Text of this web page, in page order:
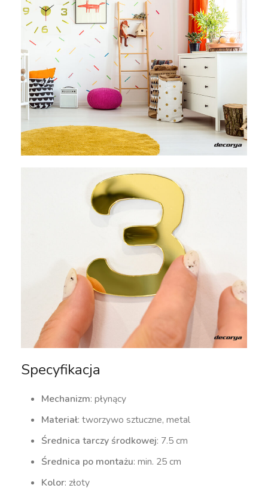
Specyfikacja
Mechanizm: płynący
Materiał: tworzywo sztuczne, metal
Średnica tarczy środkowej: 7.5 cm
Średnica po montażu: min. 25 cm
Kolor: złoty